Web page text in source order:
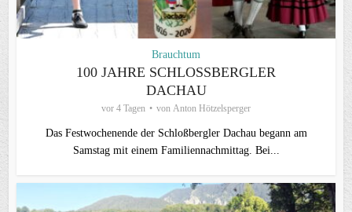
Brauchtum
100 JAHRE SCHLOSSBERGLER D
ACHAU
vor 4 Tagen von Anton Hötzelsperger
Das Festwochenende der Schloßbergler Dachau begann am
Samstag mit einem Familiennachmittag. Bei...